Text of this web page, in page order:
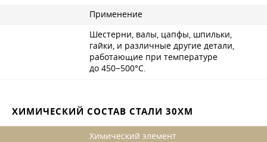
Применение
Шестерни, валы, цапфы, шпильки,
гайки, и различные другие детали,
работающие при температуре
до 450−500°С.
ХИМИЧЕСКИЙ СОСТАВ СТАЛИ 30ХМ
Химический элемент